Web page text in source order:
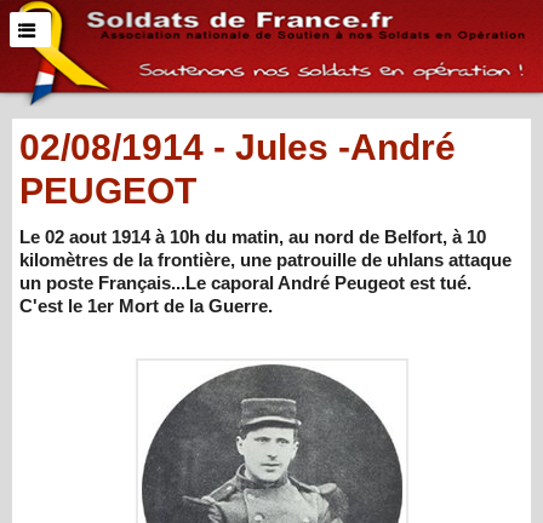
02/08/1914 - Jules -André
PEUGEOT
Le 02 aout 1914 à 10h du matin, au nord de Belfort, à 10
kilomètres de la frontière, une patrouille de uhlans attaque
un poste Français...Le caporal André Peugeot est tué.
C'est le 1er Mort de la Guerre.